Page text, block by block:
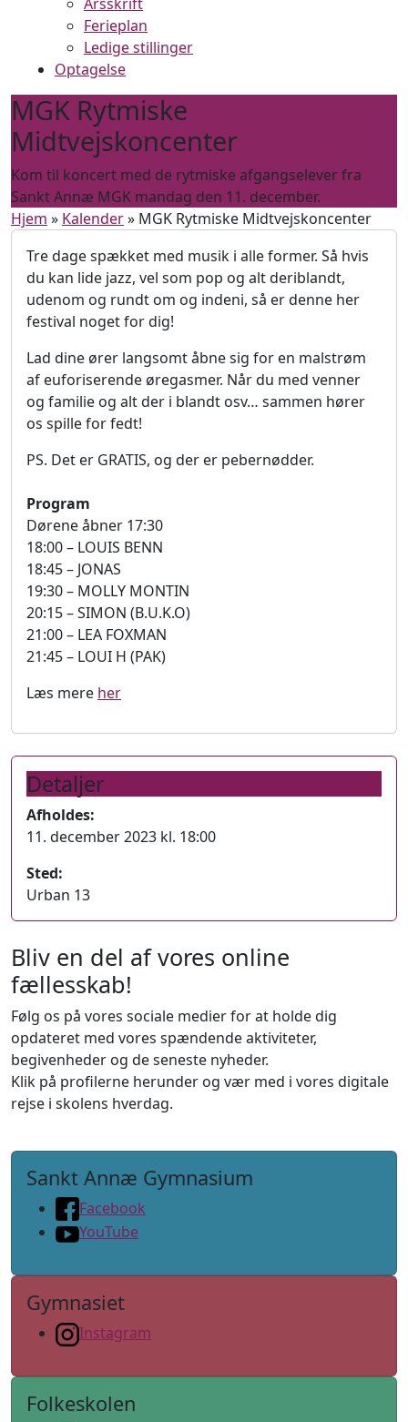
Ferieplan
Ledige stillinger
Optagelse
MGK Rytmiske
Midtvejskoncenter
Kom til koncert med de rytmiske afgangselever fra
Sankt Annæ MGK mandag den 11. december.
Hjem » Kalender» MGK Rytmiske Midtvejskoncenter
Tre dage spækket med musik i alle former. Så hvis
du kan lide jazz, vel som pop og alt deriblandt,
udenom og rundt om og indeni, så er denne her
festival noget for dig!
Lad dine ører langsomt åbne sig for en malstrøm
af euforiserende øregasmer. Når du med venner
og familie og alt der i blandt osv… sammen hører
os spille for fedt!
PS. Det er GRATIS, og der er pebernødder.
Program
Dørene åbner 17:30
18:00 – LOUIS BENN
18:45 – JONAS
19:30 – MOLLY MONTIN
20:15 – SIMON (B.U.K.O)
21:00 – LEA FOXMAN
21:45 – LOUI H (PAK)
Læs mere her
Detaljer
Afholdes:
11. december 2023 kl. 18:00
Sted:
Urban 13
Bliv en del af vores online
fællesskab!
Følg os på vores sociale medier for at holde dig
opdateret med vores spændende aktiviteter,
begivenheder og de seneste nyheder.
Klik på profilerne herunder og vær med i vores digitale
rejse i skolens hverdag.
Sankt Annæ Gymnasium
Facebook
YouTube
Gymnasiet
Instagram
Folkeskolen